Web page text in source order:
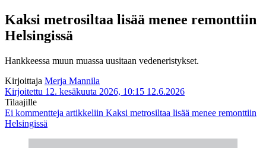
Kaksi metrosiltaa lisää menee remonttiin
Helsingissä
Hankkeessa muun muassa uusitaan vedeneristykset.
Kirjoittaja Merja Mannila
Kirjoitettu 12. kesäkuuta 2026, 10:15 12.6.2026
Tilaajille
Ei kommentteja artikkeliin Kaksi metrosiltaa lisää menee remonttiin
Helsingissä